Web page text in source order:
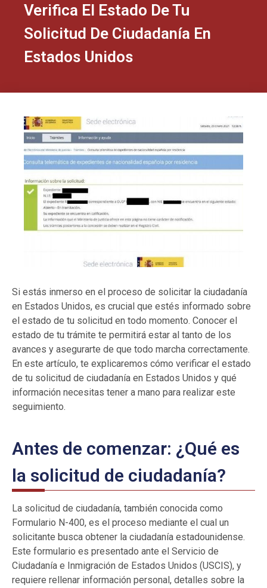
Verifica El Estado De Tu
Solicitud De Ciudadanía En
Estados Unidos
Si estás inmerso en el proceso de solicitar la ciudadanía
en Estados Unidos, es crucial que estés informado sobre
el estado de tu solicitud en todo momento. Conocer el
estado de tu trámite te permitirá estar al tanto de los
avances y asegurarte de que todo marcha correctamente.
En este artículo, te explicaremos cómo verificar el estado
de tu solicitud de ciudadanía en Estados Unidos y qué
información necesitas tener a mano para realizar este
seguimiento.
Antes de comenzar: ¿Qué es
la solicitud de ciudadanía?
La solicitud de ciudadanía, también conocida como
Formulario N-400, es el proceso mediante el cual un
solicitante busca obtener la ciudadanía estadounidense.
Este formulario es presentado ante el Servicio de
Ciudadanía e Inmigración de Estados Unidos (USCIS), y
requiere rellenar información personal, detalles sobre la